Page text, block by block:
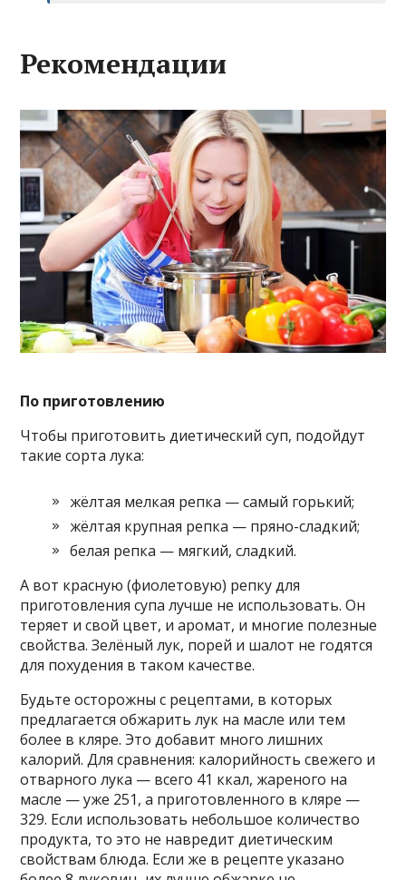
Рекомендации
По приготовлению
Чтобы приготовить диетический суп, подойдут
такие сорта лука:
жёлтая мелкая репка — самый горький;
жёлтая крупная репка — пряно-сладкий;
белая репка — мягкий, сладкий.
А вот красную (фиолетовую) репку для
приготовления супа лучше не использовать. Он
теряет и свой цвет, и аромат, и многие полезные
свойства. Зелёный лук, порей и шалот не годятся
для похудения в таком качестве.
Будьте осторожны с рецептами, в которых
предлагается обжарить лук на масле или тем
более в кляре. Это добавит много лишних
калорий. Для сравнения: калорийность свежего и
отварного лука — всего 41 ккал, жареного на
масле — уже 251, а приготовленного в кляре —
329. Если использовать небольшое количество
продукта, то это не навредит диетическим
свойствам блюда. Если же в рецепте указано